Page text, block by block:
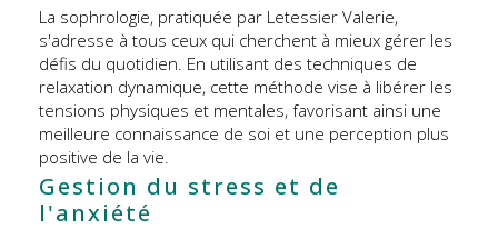
La sophrologie, pratiquée par Letessier Valerie,
s'adresse à tous ceux qui cherchent à mieux gérer les
défis du quotidien. En utilisant des techniques de
relaxation dynamique, cette méthode vise à libérer les
tensions physiques et mentales, favorisant ainsi une
meilleure connaissance de soi et une perception plus
positive de la vie.
Gestion du stress et de
l'anxiété